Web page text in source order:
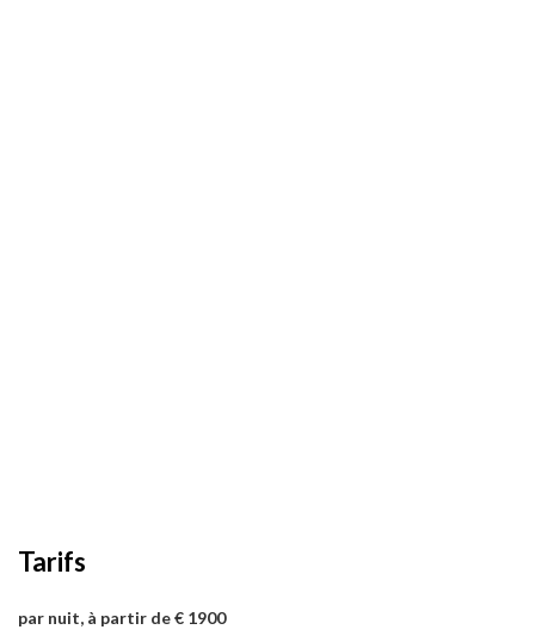
Tarifs
par nuit, à partir de € 1900